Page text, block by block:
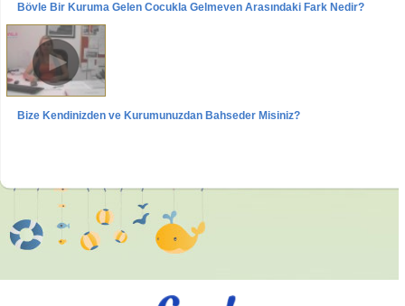
Böyle Bir Kuruma Gelen Çocukla Gelmeyen Arasındaki Fark Nedir?
Videolar Röportajlar
Bize Kendinizden ve Kurumunuzdan Bahseder Misiniz?